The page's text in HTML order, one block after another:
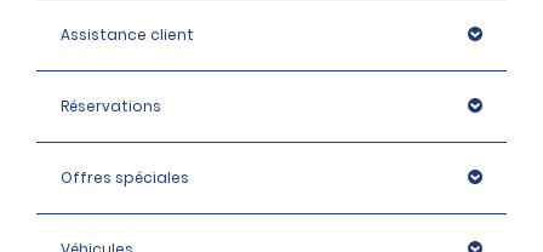
Assistance client
Réservations
Offres spéciales